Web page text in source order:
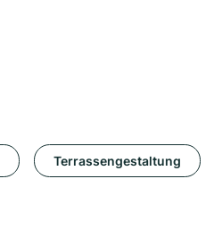
Terrassengestaltung